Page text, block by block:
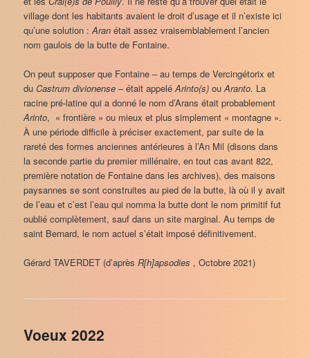
village dont les habitants avaient le droit d’usage et il n’existe ici
qu’une solution :Aran était assez vraisemblablement l’ancien
nom gaulois de la butte de Fontaine.
On peut supposer que Fontaine – au temps de Vercingétorix et
duCastrum divionense – était appeléArinto(s)ouAranto. La
racine pré-latine qui a donné le nom d’Arans était probablement
Arinto, « frontière » ou mieux et plus simplement « montagne ».
À une période difficile à préciser exactement, par suite de la
rareté des formes anciennes antérieures à l’An Mil (disons dans
la seconde partie du premier millénaire, en tout cas avant 822,
première notation de Fontaine dans les archives), des maisons
paysannes se sont construites au pied de la butte, là où il y avait
de l’eau et c’est l’eau qui nomma la butte dont le nom primitif fut
oublié complètement, sauf dans un site marginal. Au temps de
saint Bernard, le nom actuel s’était imposé définitivement.
Gérard TAVERDET (d’aprèsR[h]apsodies , Octobre 2021)
Voeux 2022